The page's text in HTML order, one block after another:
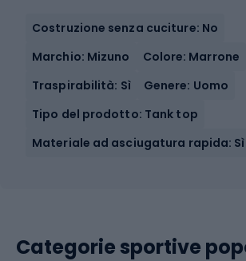
Costruzione senza cuciture: No
Marchio: Mizuno
Colore: Marrone
Traspirabilità: Sì
Genere: Uomo
Tipo del prodotto: Tank top
Materiale ad asciugatura rapida: Sì
Categorie sportive